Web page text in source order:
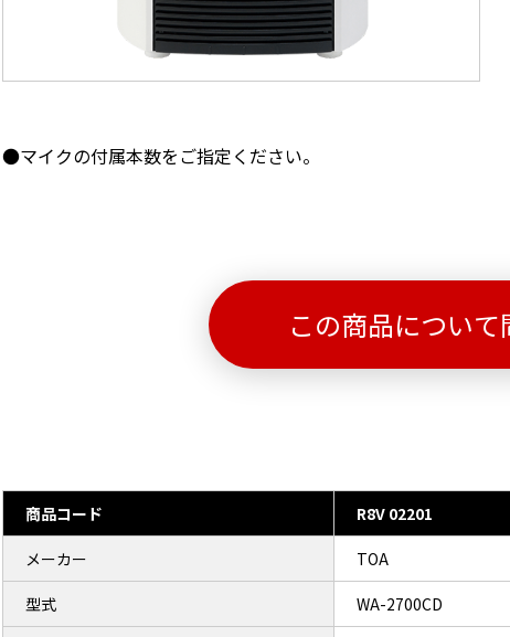
●マイクの付属本数をご指定ください。
この商品につい
商品コード R8V 02201
メーカー TOA
型式 WA-2700CD